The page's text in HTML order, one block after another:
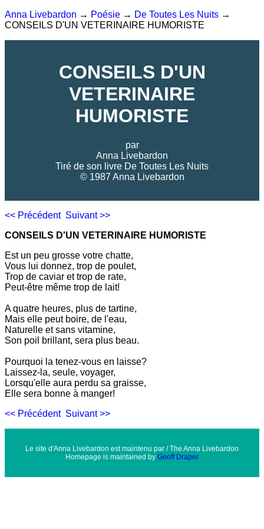
Anna Livebardon → Poésie → De Toutes Les Nuits →
CONSEILS D'UN VETERINAIRE HUMORISTE
CONSEILS D'UN
VETERINAIRE
HUMORISTE
par
Anna Livebardon
Tiré de son livre De Toutes Les Nuits
© 1987 Anna Livebardon
<< Précédent Suivant >>
CONSEILS D'UN VETERINAIRE HUMORISTE
Est un peu grosse votre chatte,
Vous lui donnez, trop de poulet,
Trop de caviar et trop de rate,
Peut-être même trop de lait!
A quatre heures, plus de tartine,
Mais elle peut boire, de l'eau,
Naturelle et sans vitamine,
Son poil brillant, sera plus beau.
Pourquoi la tenez-vous en laisse?
Laissez-la, seule, voyager,
Lorsqu'elle aura perdu sa graisse,
Elle sera bonne à manger!
<< Précédent Suivant >>
Le site d'Anna Livebardon est maintenu par / The Anna Livebardon
Homepage is maintained by Geoff Draper